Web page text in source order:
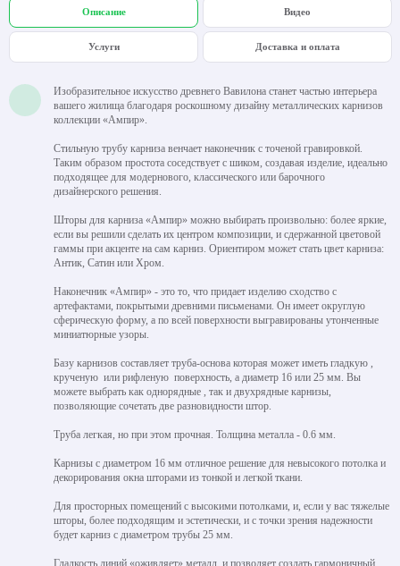
Описание Видео
Услуги Доставка и оплата
Изобразительное искусство древнего Вавилона станет частью интерьера
вашего жилища благодаря роскошному дизайну металлических карнизов
коллекции «Ампир».
Стильную трубу карниза венчает наконечник с точеной гравировкой.
Таким образом простота соседствует с шиком, создавая изделие, идеально
подходящее для модернового, классического или барочного
дизайнерского решения.
Шторы для карниза «Ампир» можно выбирать произвольно: более яркие,
если вы решили сделать их центром композиции, и сдержанной цветовой
гаммы при акценте на сам карниз. Ориентиром может стать цвет карниза:
Антик, Сатин или Хром.
Наконечник «Ампир» - это то, что придает изделию сходство с
артефактами, покрытыми древними письменами. Он имеет округлую
сферическую форму, а по всей поверхности выгравированы утонченные
миниатюрные узоры.
Базу карнизов составляет труба-основа которая может иметь гладкую ,
крученую или рифленую поверхность, а диаметр 16 или 25 мм. Вы
можете выбрать как однорядные , так и двухрядные карнизы,
позволяющие сочетать две разновидности штор.
Труба легкая, но при этом прочная. Толщина металла - 0.6 мм.
Карнизы с диаметром 16 мм отличное решение для невысокого потолка и
декорирования окна шторами из тонкой и легкой ткани.
Для просторных помещений с высокими потолками, и, если у вас тяжелые
шторы, более подходящим и эстетически, и с точки зрения надежности
будет карниз с диаметром трубы 25 мм.
Гладкость линий «оживляет» металл, и позволяет создать гармоничный